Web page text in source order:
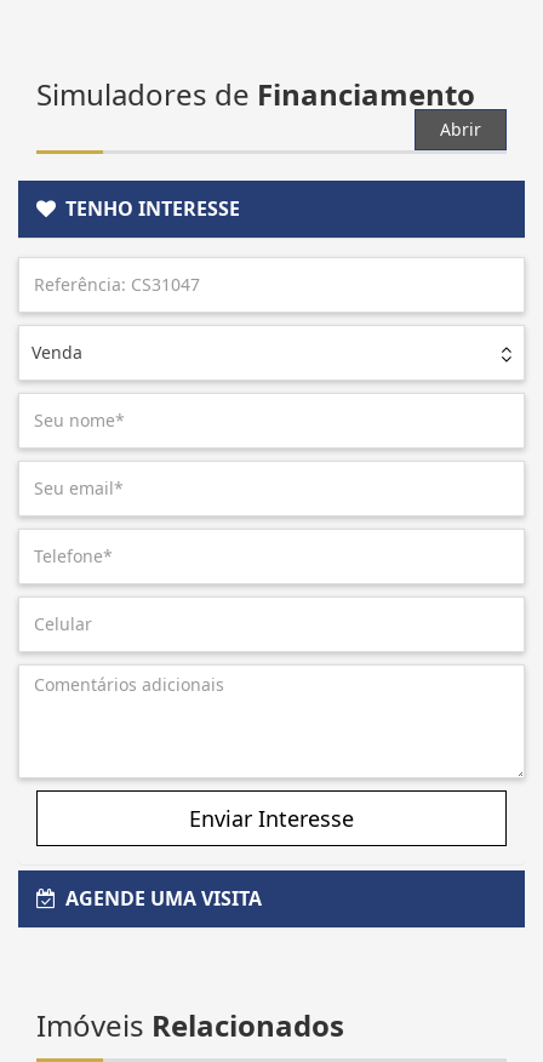
Simuladores de Financiamento
Abrir
TENHO INTERESSE
Venda
Enviar Interesse
AGENDE UMA VISITA
Imóveis Relacionados